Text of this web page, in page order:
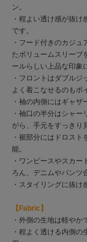
ン。
・程よい透け感が抜
です。
・フード付きのカジ
たボリュームスリーブ
ールらしい上品な印
・フロントはダブル
よく着こなせるのもポ
・袖の内側にはギャ
・袖口の半分はシャ
がら、手元をすっきり
・裾部分にはドロス
能。
・ワンピースやスカ
ろん、デニムやパンツ
・スタイリングに抜け
【Fabric】
・外側の生地は軽やか
・程よく透ける内側